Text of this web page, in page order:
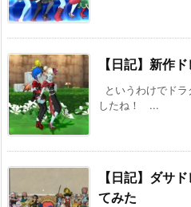
【日記】新作
というわけでドラ
したね！ ...
【日記】ダサ
てみた